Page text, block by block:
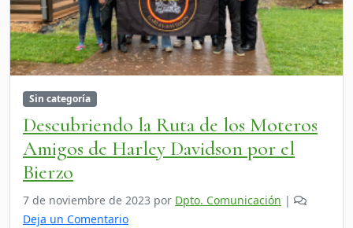
Sin categoría
Descubriendo la Ruta de los Moteros
Amigos de Harley Davidson por el
Bierzo
7 de noviembre de 2023 por Dpto. Comunicación |
Deja un Comentario